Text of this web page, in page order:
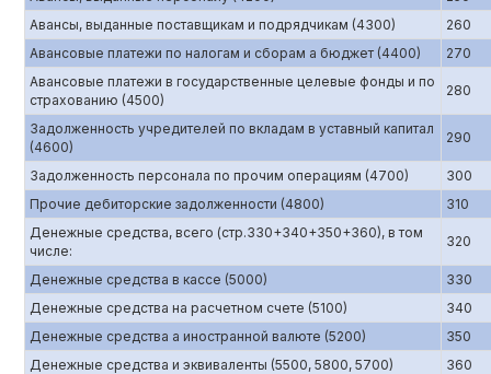
Авансы, выданные поставщикам и подрядчикам (4300)
260
Авансовые платежи по налогам и сборам а бюджет (4400)
270
Авансовые платежи в государственные целевые фонды и по
страхованию (4500)
280
Задолженность учредителей по вкладам в уставный капитал
(4600)
290
Задолженность персонала по прочим операциям (4700)
300
Прочие дебиторские задолженности (4800)
310
Денежные средства, всего (стр.330+340+350+360), в том
числе:
320
Денежные средства в кассе (5000)
330
Денежные средства на расчетном счете (5100)
340
Денежные средства а иностранной валюте (5200)
350
Денежные средства и эквиваленты (5500, 5800, 5700)
360